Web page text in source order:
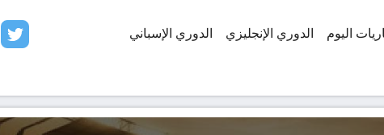
اليوم الدوري الإنجليزي الدوري الإسباني twitter